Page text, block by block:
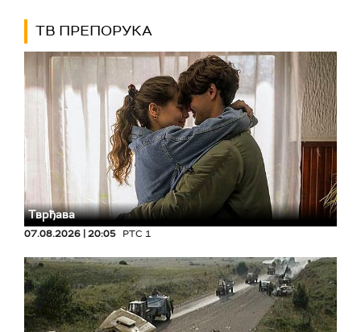
ТВ ПРЕПОРУКА
Тврђава
07.08.2026 | 20:05 РТС 1